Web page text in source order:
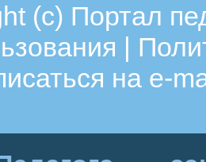
(c) Портал
|
на e-